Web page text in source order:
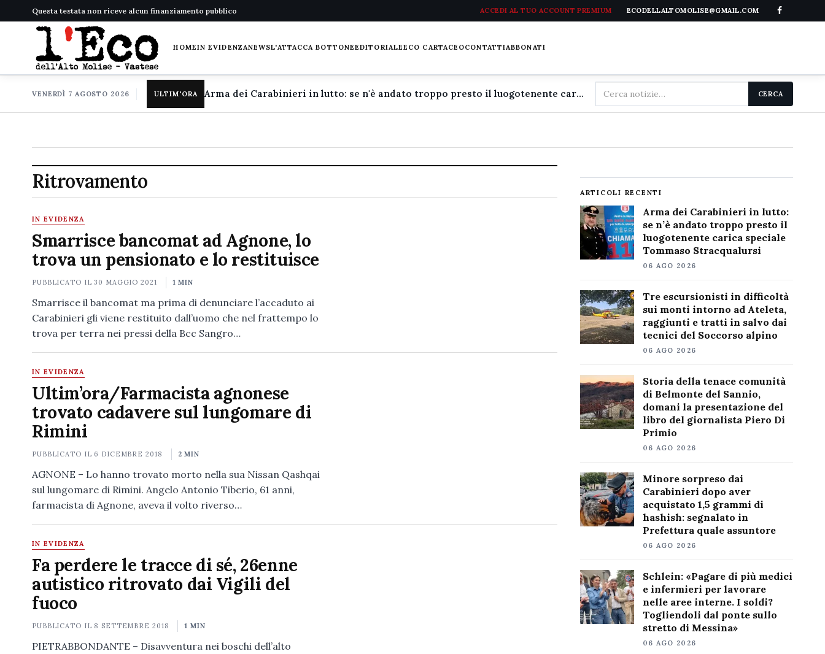
Questa testata non riceve alcun finanziamento pubblico ACCEDI AL TUO ACCOUNT PREMIUM ECODELLALTOMOLISE@GMAIL.COM
HOMEIN EVIDENZANEWSL'ATTACCA BOTTONEEDITORIALEECO CARTACEOCONTATTIABBONATI
VENERDÌ 7 AGOSTO 2026 ULTIM'ORA Arma dei Carabinieri in lutto: se n'è andato troppo presto il luogotenente carica speciale Tommaso Stracqualursi
Cerca
nel
CERCA
Ritrovamento
IN EVIDENZA
Smarrisce bancomat ad Agnone, lo
trova un pensionato e lo restituisce
PUBBLICATO IL30 MAGGIO 2021 1 MIN
Smarrisce il bancomat ma prima di denunciare l’accaduto ai
Carabinieri gli viene restituito dall’uomo che nel frattempo lo
trova per terra nei pressi della Bcc Sangro…
IN EVIDENZA
Ultim’ora/Farmacista agnonese
trovato cadavere sul lungomare di
Rimini
PUBBLICATO IL 6 DICEMBRE 2018 2 MIN
AGNONE – Lo hanno trovato morto nella sua Nissan Qashqai
sul lungomare di Rimini. Angelo Antonio Tiberio, 61 anni,
farmacista di Agnone, aveva il volto riverso…
IN EVIDENZA
Fa perdere le tracce di sé, 26enne
autistico ritrovato dai Vigili del
fuoco
PUBBLICATO IL 8 SETTEMBRE 2018 1 MIN
PIETRABBONDANTE – Disavventura nei boschi dell’alto
ARTICOLI RECENTI
Arma dei Carabinieri in lutto:
se n’è andato troppo presto il
luogotenente carica speciale
Tommaso Stracqualursi
06 AGO 2026
Tre escursionisti in difficoltà
sui monti intorno ad Ateleta,
raggiunti e tratti in salvo dai
tecnici del Soccorso alpino
06 AGO 2026
Storia della tenace comunità
di Belmonte del Sannio,
domani la presentazione del
libro del giornalista Piero Di
Primio
06 AGO 2026
Minore sorpreso dai
Carabinieri dopo aver
acquistato 1,5 grammi di
hashish: segnalato in
Prefettura quale assuntore
06 AGO 2026
Schlein: «Pagare di più medici
e infermieri per lavorare
nelle aree interne. I soldi?
Togliendoli dal ponte sullo
stretto di Messina»
06 AGO 2026